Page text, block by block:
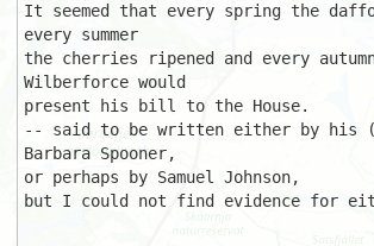
It seemed that every spring the
every summer
the cherries ripened and every
Wilberforce would
present his bill to the House.
-- said to be written either by his
Barbara Spooner,
or perhaps by Samuel Johnson,
but I could not find evidence for